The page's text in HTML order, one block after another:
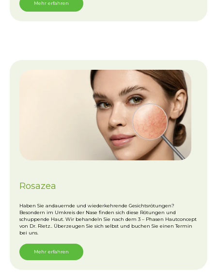
Mehr erfahren
Rosazea
Haben Sie andauernde und wiederkehrende Gesichtsrötungen?
Besondern im Umkreis der Nase finden sich diese Rötungen und
schuppende Haut. Wir behandeln Sie nach dem 3 – Phasen Hautconcept
von Dr. Rietz.. Überzeugen Sie sich selbst und buchen Sie einen Termin
bei uns.
Mehr erfahren